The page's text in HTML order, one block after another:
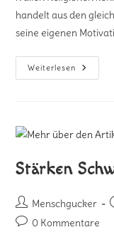
handelt aus den
seine eigenen
Weiterlesen
Stärken
Menschgucker
0 Kommentare